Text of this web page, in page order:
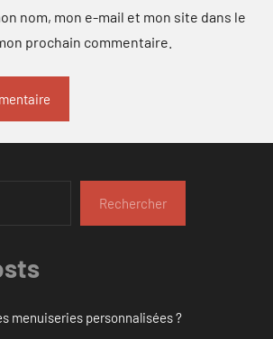
nom, mon e-mail et mon site dans le
prochain commentaire.
Rechercher
menuiseries personnalisées ?